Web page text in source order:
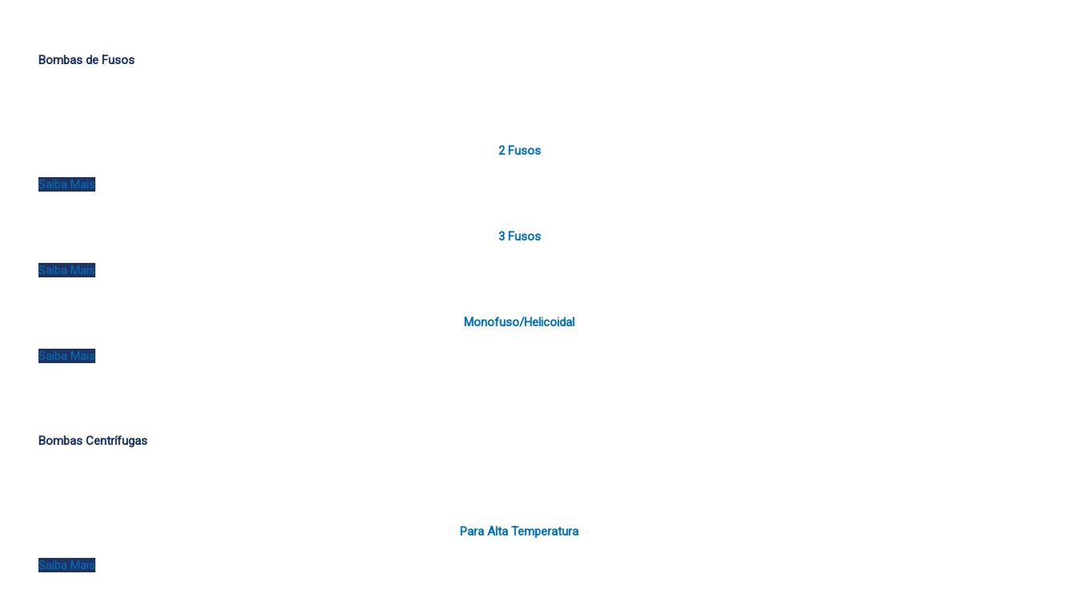
Bombas de Fusos
2 Fusos
Saiba Mais
3 Fusos
Saiba Mais
Monofuso/Helicoidal
Saiba Mais
Bombas Centrífugas
Para Alta Temperatura
Saiba Mais